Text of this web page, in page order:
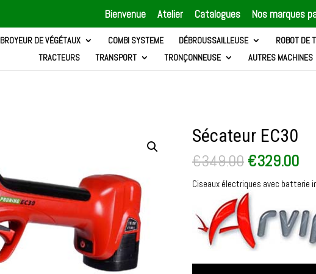
Bienvenue Atelier Catalogues Nos marques
BROYEUR DE VÉGÉTAUX COMBI SYSTEME DÉBROUSSAILLEUSE ROBOT DE
TRACTEURS
TRANSPORT TRONÇONNEUSE AUTRES MACHINES
Sécateur EC30
€349.00 Le
initial
était :
€349.00.
€329.00Le
Ciseaux électriques avec batterie